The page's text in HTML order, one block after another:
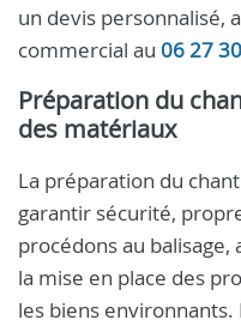
un devis personnalisé,
commercial au 06 27
Préparation du
des matériaux
La préparation du
garantir sécurité,
procédons au
la mise en place des
les biens